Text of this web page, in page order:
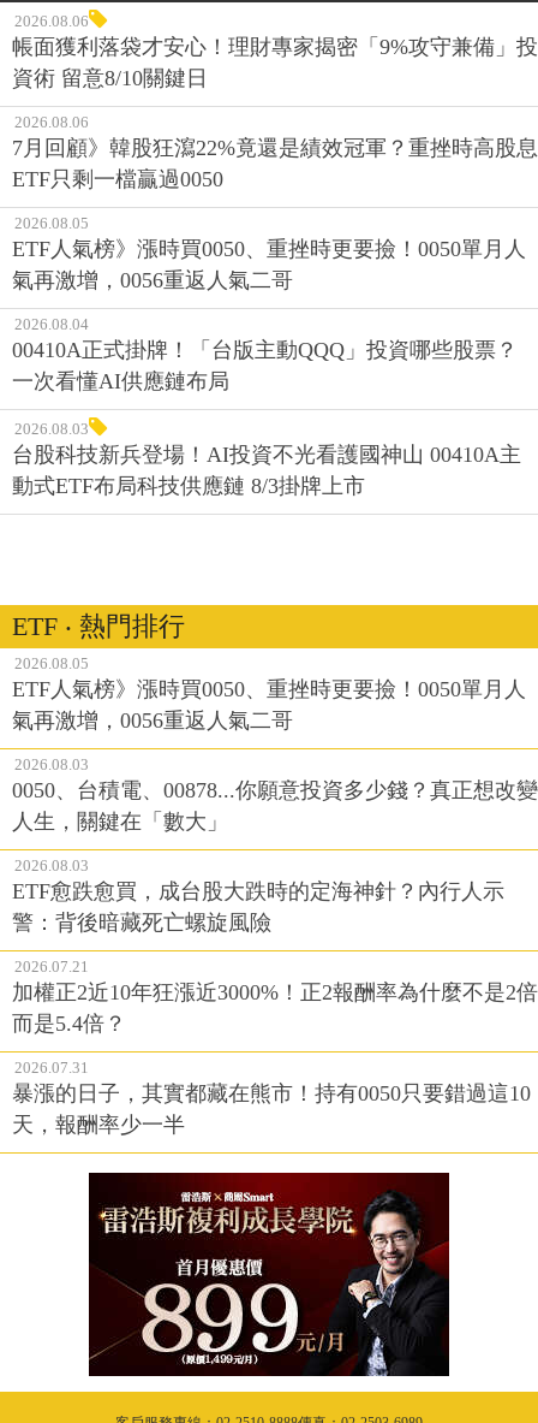
2026.08.06
帳面獲利落袋才安心！理財專家揭密「9%攻守兼備」投
資術 留意8/10關鍵日
2026.08.06
7月回顧》韓股狂瀉22%竟還是績效冠軍？重挫時高股息
ETF只剩一檔贏過0050
2026.08.05
ETF人氣榜》漲時買0050、重挫時更要撿！0050單月人
氣再激增，0056重返人氣二哥
2026.08.04
00410A正式掛牌！「台版主動QQQ」投資哪些股票？
一次看懂AI供應鏈布局
2026.08.03
台股科技新兵登場！AI投資不光看護國神山 00410A主
動式ETF布局科技供應鏈 8/3掛牌上市
ETF ‧ 熱門排行
2026.08.05
ETF人氣榜》漲時買0050、重挫時更要撿！0050單月人
氣再激增，0056重返人氣二哥
2026.08.03
0050、台積電、00878...你願意投資多少錢？真正想改變
人生，關鍵在「數大」
2026.08.03
ETF愈跌愈買，成台股大跌時的定海神針？內行人示
警：背後暗藏死亡螺旋風險
2026.07.21
加權正2近10年狂漲近3000%！正2報酬率為什麼不是2倍
而是5.4倍？
2026.07.31
暴漲的日子，其實都藏在熊市！持有0050只要錯過這10
天，報酬率少一半